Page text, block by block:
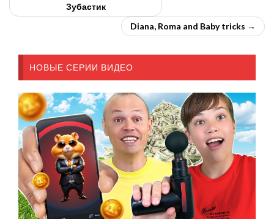
Зубастик
Diana, Roma and Baby tricks →
НОВЫЕ СЕРИИ ВИДЕО